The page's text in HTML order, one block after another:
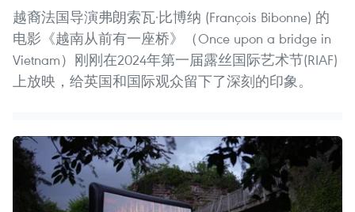
越裔法国导演弗朗索瓦·比博纳 (François Bibonne) 的
电影《越南从前有一座桥》（Once upon a bridge in
Vietnam）刚刚在2024年第一届露丝国际艺术节(RIAF)
上放映，给英国和国际观众留下了深刻的印象。